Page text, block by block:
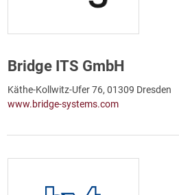
Bridge ITS GmbH
Käthe-Kollwitz-Ufer 76, 01309 Dresden
www.bridge-systems.com